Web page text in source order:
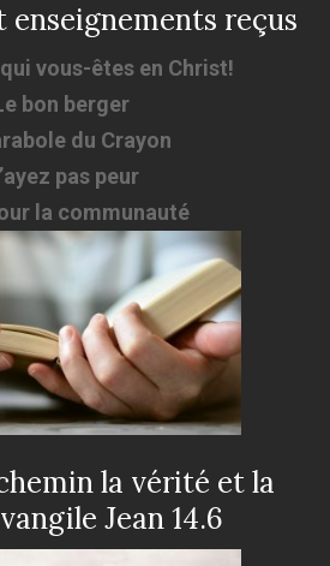
enseignements reçus
vous-êtes en Christ!
bon berger
du Crayon
pas peur
la communauté
la vérité et la
Jean 14.6